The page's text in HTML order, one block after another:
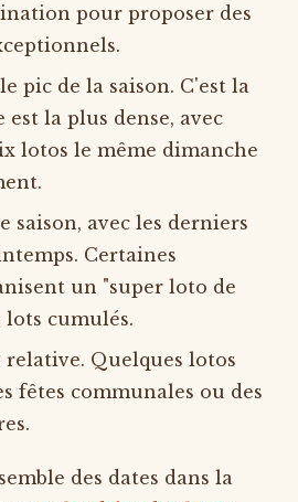
pour proposer des
pic de la saison. C'est la
la plus dense, avec
lotos le même dimanche
saison, avec les derniers
Certaines
un "super loto de
lots cumulés.
relative. Quelques lotos
fêtes communales ou des
des dates dans la